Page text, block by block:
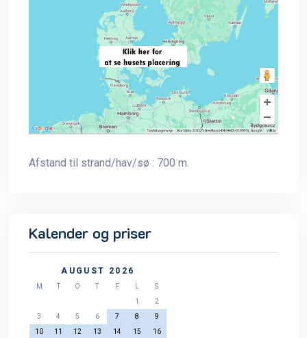
Afstand til strand/hav/sø : 700 m.
Kalender og priser
AUGUST 2026
M T O T F L
S
1
2
3
4 5 6 7 8
9
10
11 12 13 14 15
16